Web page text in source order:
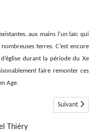
aux mains l’un laïc qui
terres. C’est encore
durant la période du Xe
faire remonter ces
Age.
Article suivant :
Suivant
Thiéry